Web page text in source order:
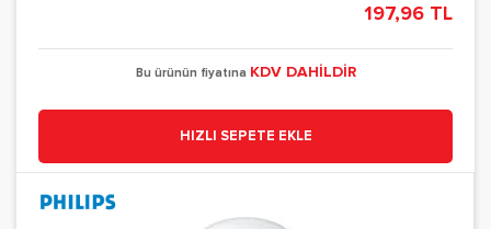
197,96 TL
Bu ürünün fiyatına KDV DAHİLDİR
HIZLI SEPETE EKLE